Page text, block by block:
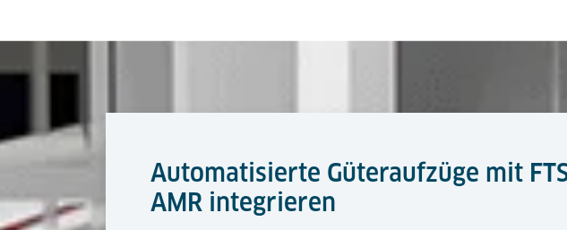
Automatisierte Güteraufzüge mit
AMR integrieren